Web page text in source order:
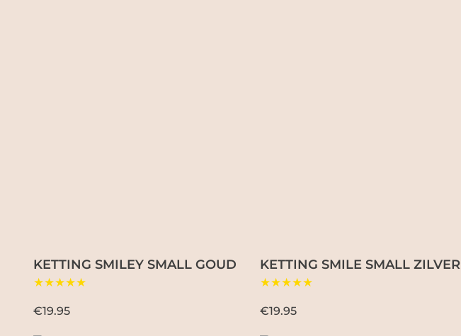
KETTING SMILEY SMALL GOUD
★★★★★
€19.95
KETTING SMILE SMALL ZILVER
★★★★★
€19.95